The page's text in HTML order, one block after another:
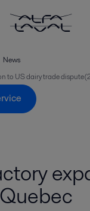
News
to US dairy trade